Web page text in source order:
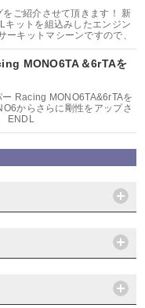
ご紹介させて頂きます！ 新
ットを組込みしたエンジン
キットマシーンですので、
MONO6TA＆6rTAを
Racing MONO6TA&6rTAを
からさらに剛性をアップさ
ENDL